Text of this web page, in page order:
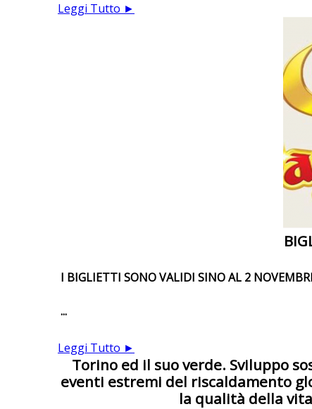
Leggi Tutto ►
I BIGLIETTI SONO VALIDI SINO AL 2
...
Leggi Tutto ►
Torino ed il suo verde. Sviluppo
eventi estremi del riscaldamento
la qualità della